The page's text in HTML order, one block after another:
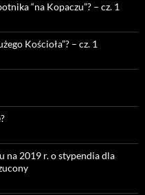
“na Kopaczu”? – cz. 1
Kościoła”? – cz. 1
na 2019 r. o stypendia dla